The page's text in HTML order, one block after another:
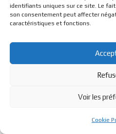
identifiants uniques sur ce site. Le
son consentement peut affecter
caractéristiques et fonctions.
Voir les
Cookie
© BL Optique - 22 Rue de la